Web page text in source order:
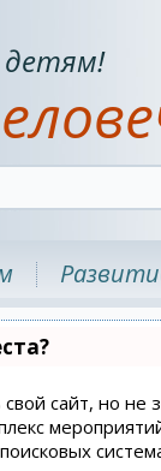
сайт, но